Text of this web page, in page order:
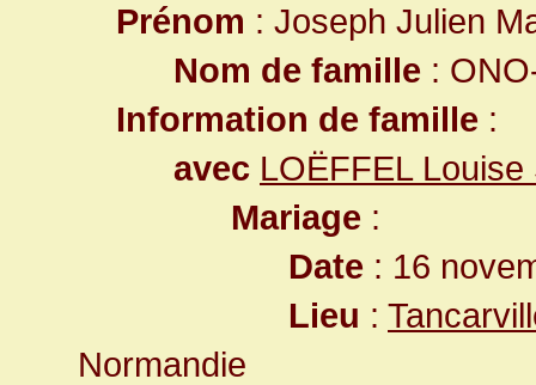
Prénom : Joseph Julien
Nom de famille :
Information de famille :
avec LOËFFEL Louise
Mariage :
Date : 16
Lieu :
Normandie